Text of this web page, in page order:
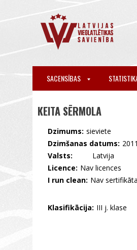
SACENSĪBAS
KEITA SĒRMOLA
Dzimums: sieviete
Dzimšanas datums:
Valsts:
🇱🇻 Latvija
Licence: Nav licences
I run clean: Nav sertifikāta
Klasifikācija: III j. klase